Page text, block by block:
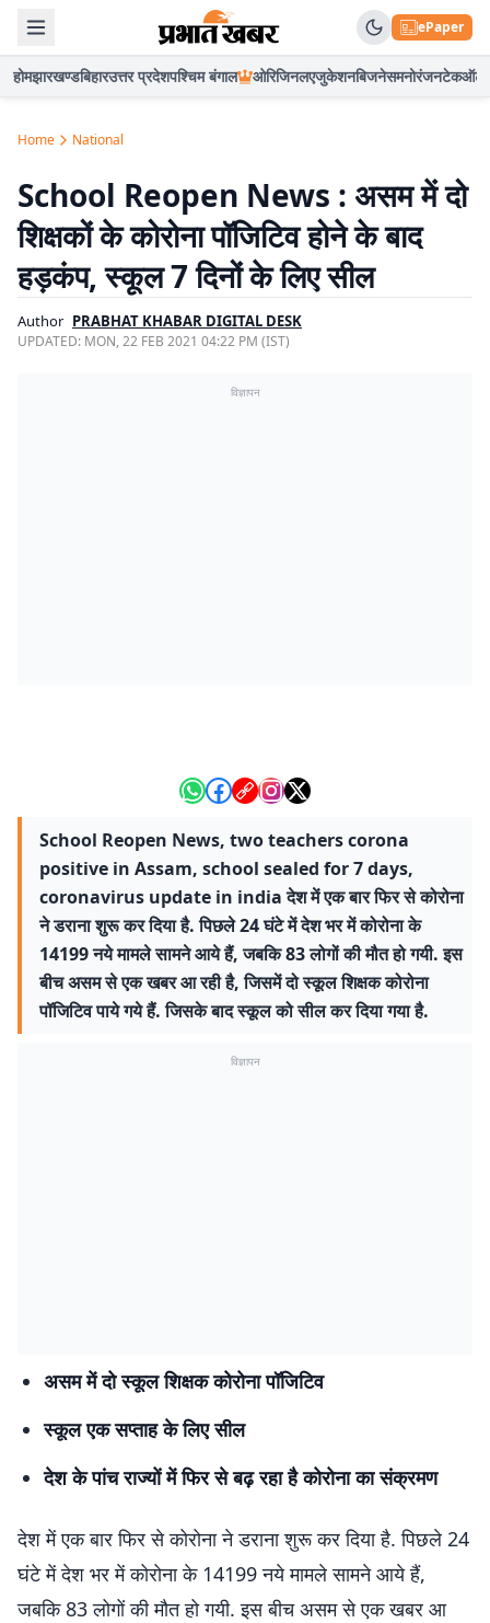
ePaper
होमझारखण्डबिहारउत्तर प्रदेशपश्चिम बंगाल ओरिजिनलएजुकेशनबिजनेसमनोरंजनटेकऑटो
Home National
School Reopen News : असम में दो
शिक्षकों के कोरोना पॉजिटिव होने के बाद
हड़कंप, स्कूल 7 दिनों के लिए सील
Author PRABHAT KHABAR DIGITAL DESK
UPDATED: MON, 22 FEB 2021 04:22 PM (IST)
विज्ञापन
School Reopen News, two teachers corona
positive in Assam, school sealed for 7 days,
coronavirus update in india देश में एक बार फिर से कोरोना
ने डराना शुरू कर दिया है. पिछले 24 घंटे में देश भर में कोरोना के
14199 नये मामले सामने आये हैं, जबकि 83 लोगों की मौत हो गयी. इस
बीच असम से एक खबर आ रही है, जिसमें दो स्कूल शिक्षक कोरोना
पॉजिटिव पाये गये हैं. जिसके बाद स्कूल को सील कर दिया गया है.
विज्ञापन
असम में दो स्कूल शिक्षक कोरोना पॉजिटिव
स्कूल एक सप्ताह के लिए सील
देश के पांच राज्यों में फिर से बढ़ रहा है कोरोना का संक्रमण
देश में एक बार फिर से कोरोना ने डराना शुरू कर दिया है. पिछले 24
घंटे में देश भर में कोरोना के 14199 नये मामले सामने आये हैं,
जबकि 83 लोगों की मौत हो गयी. इस बीच असम से एक खबर आ